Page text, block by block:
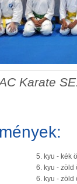
Karate
5. kyu - kék
6. kyu - zöld
6. kyu - zöld